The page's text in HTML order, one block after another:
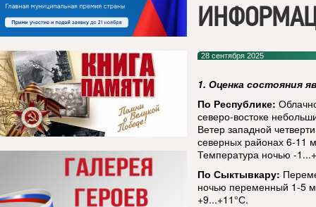
28 сентября 2025
1. Оценка состояния
По Республике:
северо-востоке
Ветер западной
северных районах 6-11
Температура ночью -
По Сыктывкару:
ночью переменный 1-5
+9...+11°С.